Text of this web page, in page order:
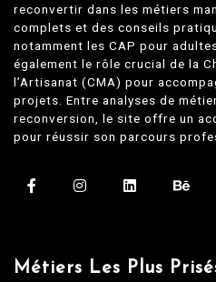
reconvertir dans les métiers
complets et des conseils
notamment les CAP pour
également le rôle crucial de la
l’Artisanat (CMA) pour
projets. Entre analyses de
reconversion, le site offre un
pour réussir son parcours
Métiers Les Plus